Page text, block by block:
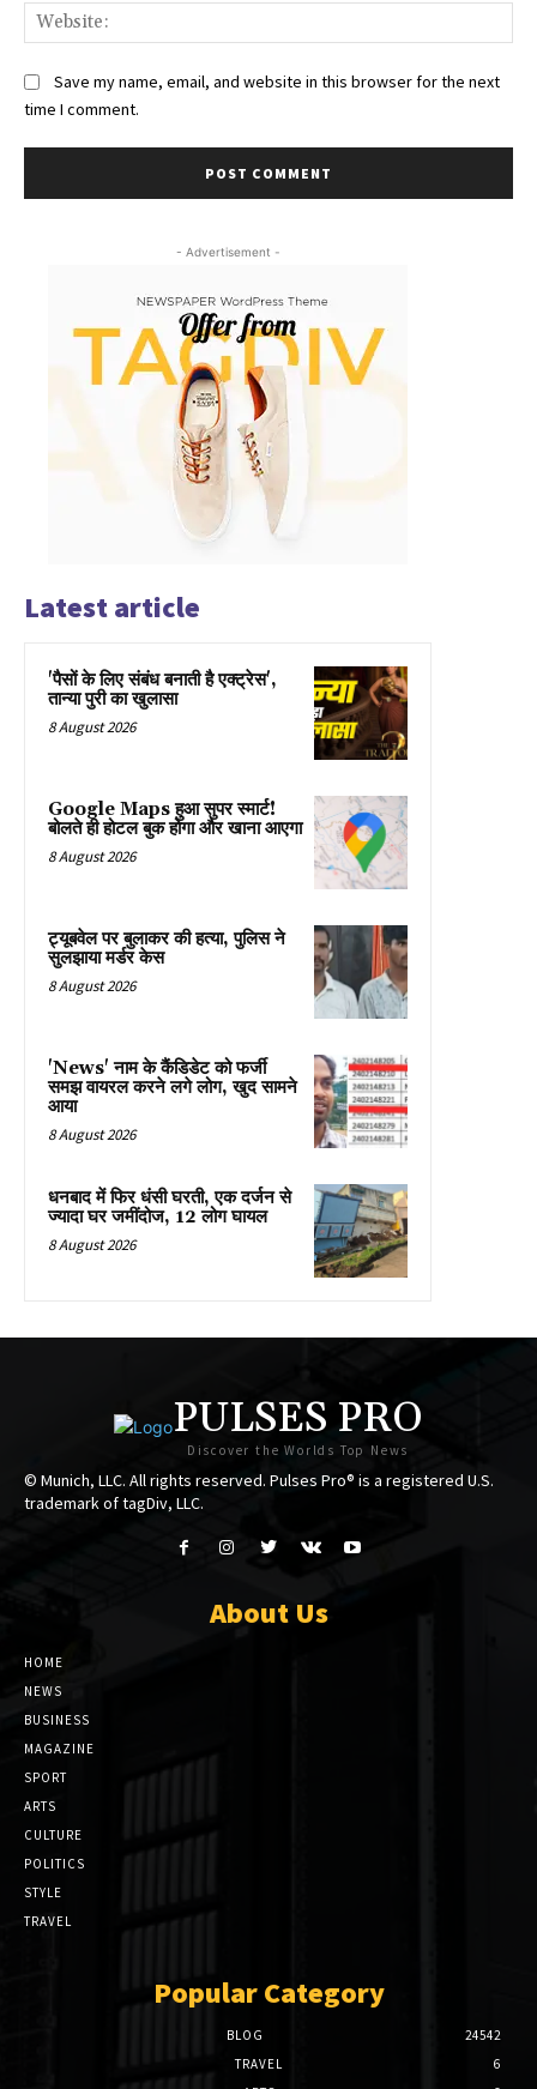
Save my name, email, and website in this browser for the next
time I comment.
- Advertisement -
Latest article
'पैसों के लिए संबंध बनाती है एक्ट्रेस',
तान्या पुरी का खुलासा
8 August 2026
Google Maps हुआ सुपर स्मार्ट!
बोलते ही होटल बुक होगा और खाना आएगा
8 August 2026
ट्यूबवेल पर बुलाकर की हत्या, पुलिस ने
सुलझाया मर्डर केस
8 August 2026
'News' नाम के कैंडिडेट को फर्जी
समझ वायरल करने लगे लोग, खुद सामने
आया
8 August 2026
धनबाद में फिर धंसी घरती, एक दर्जन से
ज्यादा घर जमींदोज, 12 लोग घायल
8 August 2026
PULSES PRO
Discover the Worlds Top News
© Munich, LLC. All rights reserved. Pulses Pro® is a registered U.S.
trademark of tagDiv, LLC.
About Us
HOME
NEWS
BUSINESS
MAGAZINE
SPORT
ARTS
CULTURE
POLITICS
STYLE
TRAVEL
Popular Category
BLOG
24542
TRAVEL
6